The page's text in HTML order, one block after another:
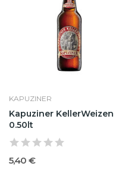
KAPUZINER
Kapuziner KellerWeizen
0.50lt
5,40 €